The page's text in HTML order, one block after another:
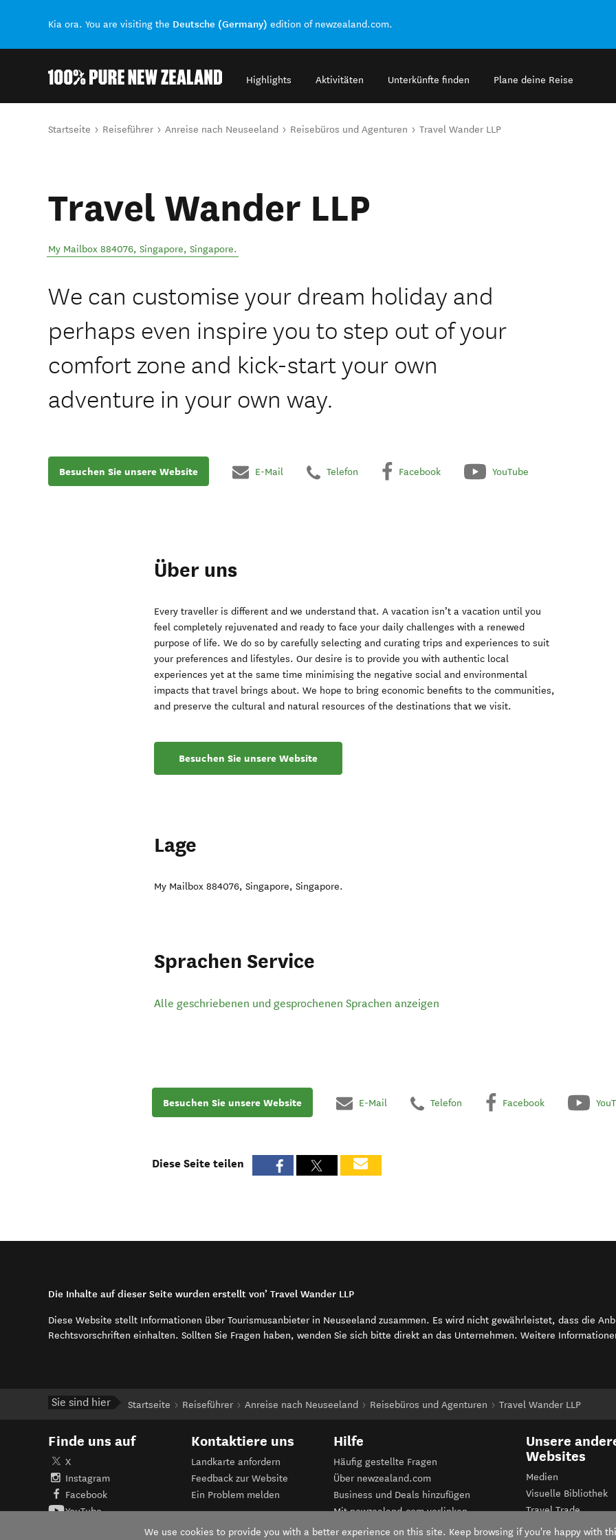
Kia ora. You are visiting the Deutsche (Germany) edition of newzealand.com.
Highlights Aktivitäten Unterkünfte finden Plane deine Reise
Sie sind hier
Startseite Reiseführer Anreise nach Neuseeland Reisebüros und Agenturen Travel Wander LLP
Travel Wander LLP
My Mailbox 884076, Singapore, Singapore.
We can customise your dream holiday and
perhaps even inspire you to step out of your
comfort zone and kick-start your own
adventure in your own way.
Besuchen Sie unsere Website E-Mail Telefon Facebook YouTube
Über uns
Every traveller is different and we understand that. A vacation isn’t a vacation until you
feel completely rejuvenated and ready to face your daily challenges with a renewed
purpose of life. We do so by carefully selecting and curating trips and experiences to suit
your preferences and lifestyles. Our desire is to provide you with authentic local
experiences yet at the same time minimising the negative social and environmental
impacts that travel brings about. We hope to bring economic benefits to the communities,
and preserve the cultural and natural resources of the destinations that we visit.
Besuchen Sie unsere Website
Lage
My Mailbox 884076,Singapore,Singapore.
Sprachen Service
Alle geschriebenen und gesprochenen Sprachen anzeigen
Besuchen Sie unsere Website E-Mail Telefon Facebook
Diese Seite teilen
Die Inhalte auf dieser Seite wurden erstellt von’ Travel Wander LLP
Diese Website stellt Informationen über Tourismusanbieter in Neuseeland zusammen. Es wird nicht gewährleistet, dass die
Rechtsvorschriften einhalten. Sollten Sie Fragen haben, wenden Sie sich bitte direkt an das Unternehmen. Weitere
Sie sind hier Startseite Reiseführer Anreise nach Neuseeland Reisebüros und Agenturen Travel Wander LLP
Finde uns auf
X
Instagram
Facebook
YouTube
Kontaktiere uns
Landkarte anfordern
Feedback zur Website
Ein Problem melden
Hilfe
Häufig gestellte Fragen
Über newzealand.com
Business und Deals hinzufügen
Mit newzealand.com verlinken
Nutzungsbedingungen
Unsere
Websites
Medien
Visuelle Bibliothek
Travel Trade
Business Events
We use cookies to provide you with a better experience on this site. Keep browsing if you're happy with